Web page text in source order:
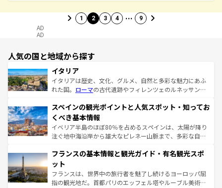
1 2 3 4 … 9
AD
AD
人気の国と地域から探す
イタリア
イタリアは歴史、文化、グルメ、自然と多彩な魅力にあふ
れた国。 ローマの古代遺跡やフィレンツェのルネッサンス
ろん、トスカーナの美しい田園風景やアマルフィ海岸の絶
景など、自然景観も見逃せない。観光の合間には、本場の
ピザやパスタなど、絶品のイタリア料理を堪能することも
できる。朝目覚めてから夜眠るまで、すべての瞬間を楽し
なお、新着のイタリア情報はコンテンツ一覧を参照してほ
しい。
スペインの観光ポイントと人気スポット・知ってお
くべき基本情報
イベリア半島のほぼ80％を占めるスペインは、太陽が降り
注ぐ地中海沿岸から雄大なピレネー山脈まで、多彩な自然
文化が根付くこの国では、情熱的なフラメンコ、熱気あふ
れる闘牛、そして美味しいタパスが生活の一部となってい
る。首都マドリードの洗練された雰囲気や、バルセロナの
アートに溢れた街角から、地方では古代ローマ遺跡や中世
フランスの基本情報と観光ガイド・有名観光スポ
ット
フランスは、世界中の旅行者を魅了し続けるヨーロッパ屈
指の観光地だ。首都パリのエッフェル塔やルーブル美術館